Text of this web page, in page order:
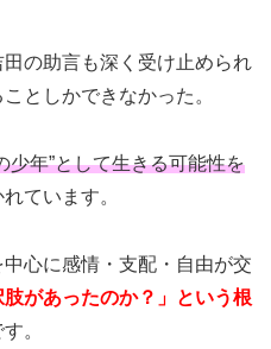
の助言も深く受け止められ
としかできなかった。
少年”として生きる可能性を
ています。
心に感情・支配・自由が交
があったのか？」という根
。